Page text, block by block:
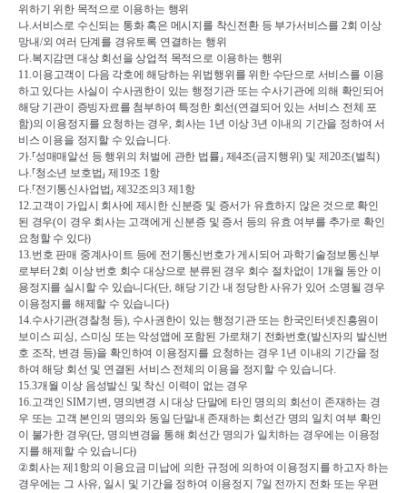
위하기 위한 목적으로 이용하는 행위
나.서비스로 수신되는 통화 혹은 메시지를 착신전환 등 부가서비스를 2회 이상
망내/외 여러 단계를 경유토록 연결하는 행위
다.복지감면 대상 회선을 상업적 목적으로 이용하는 행위
11.이용고객이 다음 각호에 해당하는 위법행위를 위한 수단으로 서비스를 이용
하고 있다는 사실이 수사권한이 있는 행정기관 또는 수사기관에 의해 확인되어
해당 기관이 증빙자료를 첨부하여 특정한 회선(연결되어 있는 서비스 전체 포
함)의 이용정지를 요청하는 경우, 회사는 1년 이상 3년 이내의 기간을 정하여 서
비스 이용을 정지할 수 있습니다.
가.⸢성매매알선 등 행위의 처벌에 관한 법률 ⸥ 제4조(금지행위) 및 제 20조(벌칙)
나.⸢청소년 보호법 ⸥ 제 19조 1항
다.⸢전기통신사업법 ⸥ 제32조의 3 제 1항
12.고객이 가입시 회사에 제시한 신분증 및 증서가 유효하지 않은 것으로 확인
된 경우(이 경우 회사는 고객에게 신분증 및 증서 등의 유효 여부를 추가로 확인
요청할 수 있다)
13.번호 판매 중계사이트 등에 전기통신번호가 게시되어 과학기술정보통신부
로부터 2회 이상 번호 회수 대상으로 분류된 경우 회수 절차없이 1개월 동안 이
용정지를 실시할 수 있습니다(단, 해당 기간 내 정당한 사유가 있어 소명될 경우
이용정지를 해제할 수 있습니다)
14.수사기관(경찰청 등), 수사권한이 있는 행정기관 또는 한국인터넷진흥원이
보이스 피싱, 스미싱 또는 악성앱에 포함된 가로채기 전화번호(발신자의 발신번
호 조작, 변경 등)을 확인하여 이용정지를 요청하는 경우 1년 이내의 기간을 정
하여 해당 회선 및 연결된 서비스 전체의 이용을 정지할 수 있습니다.
15.3개월 이상 음성발신 및 착신 이력이 없는 경우
16.고객인 SIM기변, 명의변경 시 대상 단말에 타인 명의의 회선이 존재하는 경
우 또는 고객 본인의 명의와 동일 단말내 존재하는 회선간 명의 일치 여부 확인
이 불가한 경우(단, 명의변경을 통해 회선간 명의가 일치하는 경우에는 이용정
지를 해제할 수 있습니다)
②회사는 제 1항의 이용요금 미납에 의한 규정에 의하여 이용정지를 하고자 하는
경우에는 그 사유, 일시 및 기간을 정하여 이용정지 7일 전까지 전화 또는 우편